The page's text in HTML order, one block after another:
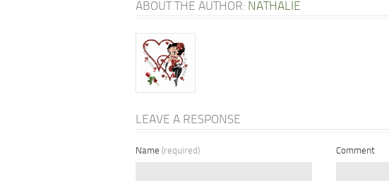
ABOUT THE AUTHOR: NATHALIE
LEAVE A RESPONSE
Name (required) Comment